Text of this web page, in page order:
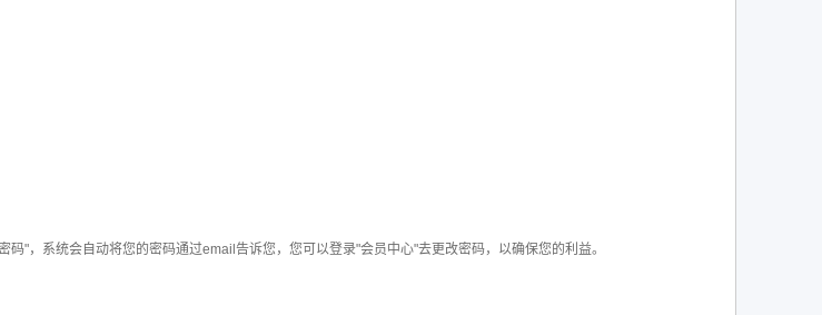
"，系统会自动将您的密码通过email告诉您，您可以登录"会员中心"去更改密码，以确保您的利益。